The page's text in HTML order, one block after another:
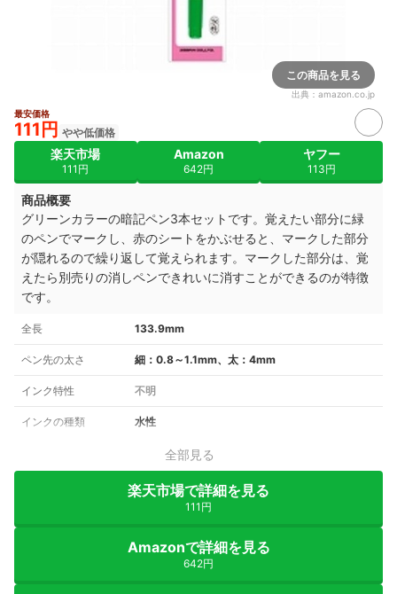
この商品を見る
出典： amazon.co.jp
最安価格
111円 やや低価格
楽天市場
111円
Amazon
642円
ヤフー
113円
商品概要
グリーンカラーの暗記ペン3本セットです。覚えたい部分に緑
のペンでマークし、赤のシートをかぶせると、マークした部分
が隠れるので繰り返して覚えられます。マークした部分は、覚
えたら別売りの消しペンできれいに消すことができるのが特徴
です。
全長 133.9mm
ペン先の太さ 細：0.8～1.1mm、太：4mm
インク特性 不明
インクの種類 水性
全部見る
楽天市場で詳細を見る
111円
Amazonで詳細を見る
642円